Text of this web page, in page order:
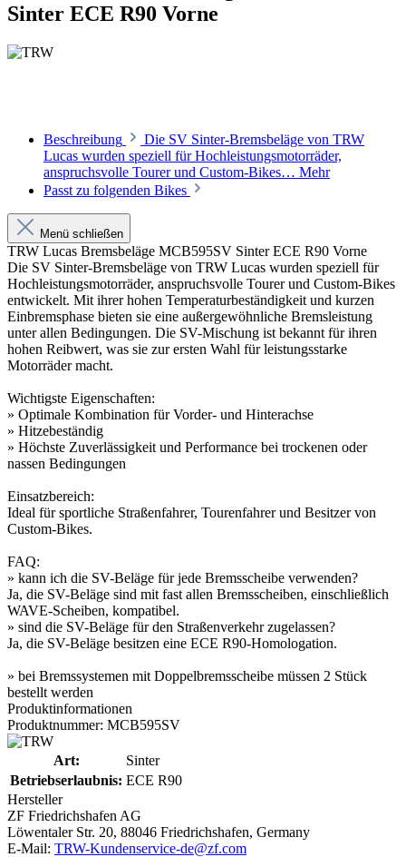
Sinter ECE R90 Vorne
Beschreibung
Die SV Sinter-Bremsbeläge von TRW
Lucas wurden speziell für Hochleistungsmotorräder,
anspruchsvolle Tourer und Custom-Bikes… Mehr
Passt zu folgenden Bikes
Menü schließen
TRW Lucas Bremsbeläge MCB595SV Sinter ECE R90 Vorne
Die SV Sinter-Bremsbeläge von TRW Lucas wurden speziell für
Hochleistungsmotorräder, anspruchsvolle Tourer und Custom-Bikes
entwickelt. Mit ihrer hohen Temperaturbeständigkeit und kurzen
Einbremsphase bieten sie eine außergewöhnliche Bremsleistung
unter allen Bedingungen. Die SV-Mischung ist bekannt für ihren
hohen Reibwert, was sie zur ersten Wahl für leistungsstarke
Motorräder macht.
Wichtigste Eigenschaften:
» Optimale Kombination für Vorder- und Hinterachse
» Hitzebeständig
» Höchste Zuverlässigkeit und Performance bei trockenen oder
nassen Bedingungen
Einsatzbereich:
Ideal für sportliche Straßenfahrer, Tourenfahrer und Besitzer von
Custom-Bikes.
FAQ:
» kann ich die SV-Beläge für jede Bremsscheibe verwenden?
Ja, die SV-Beläge sind mit fast allen Bremsscheiben, einschließlich
WAVE-Scheiben, kompatibel.
» sind die SV-Beläge für den Straßenverkehr zugelassen?
Ja, die SV-Beläge besitzen eine ECE R90-Homologation.
» bei Bremssystemen mit Doppelbremsscheibe müssen 2 Stück
bestellt werden
Produktinformationen
Produktnummer: MCB595SV
Art:
Sinter
Betriebserlaubnis: ECE R90
Hersteller
ZF Friedrichshafen AG
Löwentaler Str. 20, 88046 Friedrichshafen, Germany
E-Mail: TRW-Kundenservice-de@zf.com